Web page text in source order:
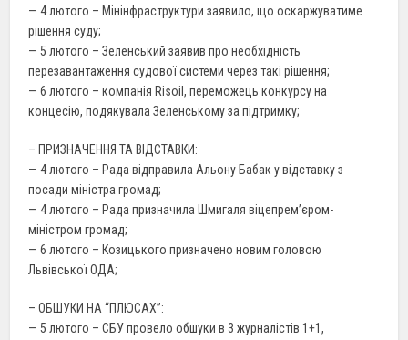
— 4 лютого – Мінінфраструктури заявило, що оскаржуватиме
рішення суду;
— 5 лютого – Зеленський заявив про необхідність
перезавантаження судової системи через такі рішення;
— 6 лютого – компанія Risoil, переможець конкурсу на
концесію, подякувала Зеленському за підтримку;
– ПРИЗНАЧЕННЯ ТА ВІДСТАВКИ:
— 4 лютого – Рада відправила Альону Бабак у відставку з
посади міністра громад;
— 4 лютого – Рада призначила Шмигаля віцепрем’єром-
міністром громад;
— 6 лютого – Козицького призначено новим головою
Львівської ОДА;
– ОБШУКИ НА “ПЛЮСАХ”:
— 5 лютого – СБУ провело обшуки в 3 журналістів 1+1,